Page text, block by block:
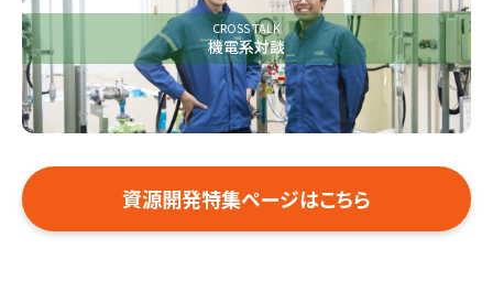
CROSS TALK
機電系対談
資源開発特集ページはこちら